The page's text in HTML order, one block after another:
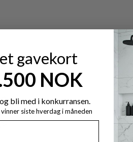
gavekort
NOK
bli med i konkurransen.
siste hverdag i måneden